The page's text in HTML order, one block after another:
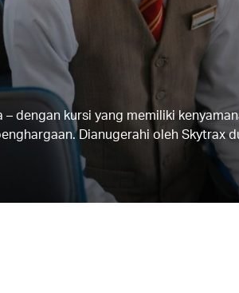
dengan kursi yang memiliki
Dianugerahi oleh Skytrax